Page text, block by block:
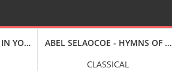
1994 [REMASTERED, LIVE ON
LIVE ON BROADCASTING] (2025) FLAC
YOUR HEAD (2025) FLAC
ABEL SELAOCOE - HYMNS OF
CLASSICAL